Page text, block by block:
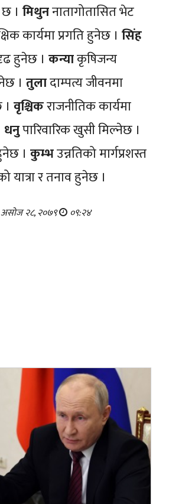
। मिथुननातागोतासित भेट
कार्यमा प्रगति हुनेछ । सिंह
हुनेछ । कन्याकृषिजन्य
। तुलादाम्पत्य जीवनमा
वृश्चिकराजनीतिक कार्यमा
धनुपारिवारिक खुसी मिल्नेछ ।
। कुम्भउन्नतिको मार्गप्रशस्त
यात्रा र तनाव हुनेछ ।
असोज २८, २०७९ ०९:२४